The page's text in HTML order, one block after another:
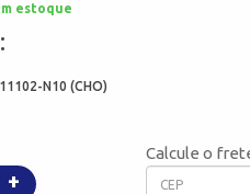
estoque
N10 (CHO)
+
Calcule o